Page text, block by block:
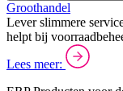
Groothandel
Lever slimmere
helpt bij
Lees meer: